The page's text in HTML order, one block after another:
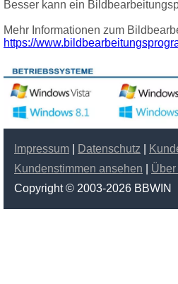
Besser kann ein
Mehr Informationen zum
https://
Impressum Datenschutz
Kundenstimmen ansehen
Copyright © 2003-2026 BBWIN